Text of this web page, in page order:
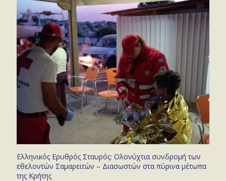
Ελληνικός Ερυθρός Σταυρός: Ολονύχτια συνδρομή των
εθελοντών Σαμαρειτών – Διασωστών στα πύρινα μέτωπα
της Κρήτης